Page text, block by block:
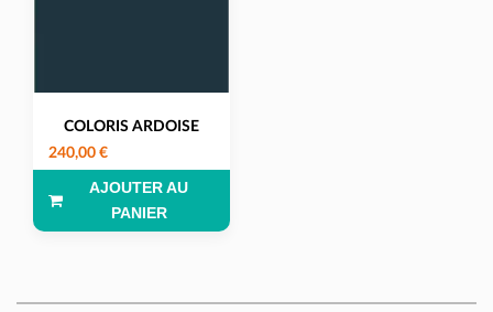
COLORIS ARDOISE
240,00 €
AJOUTER AU
PANIER